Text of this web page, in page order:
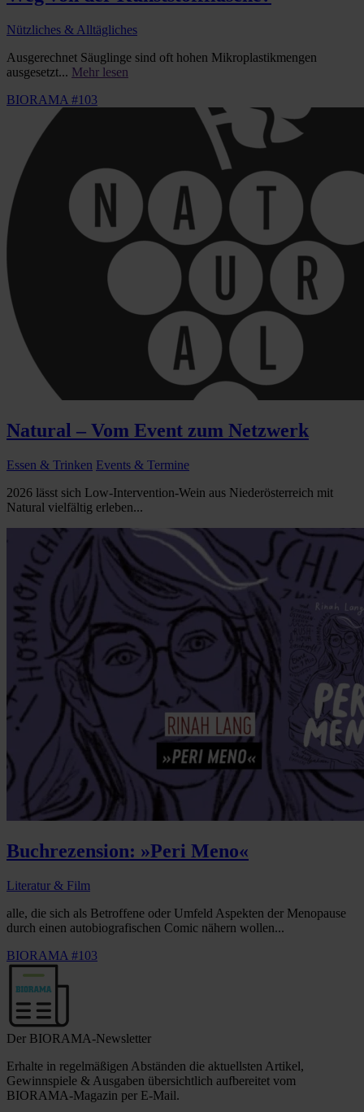
Nützliches & Alltägliches
Ausgerechnet Säuglinge sind oft hohen Mikroplastikmengen
ausgesetzt... Mehr lesen
BIORAMA #103
Natural – Vom Event zum Netzwerk
Essen & Trinken Events & Termine
2026 lässt sich Low-Intervention-Wein aus Niederösterreich mit
Natural vielfältig erleben...
Buchrezension: »Peri Meno«
Literatur & Film
alle, die sich als Betroffene oder Umfeld Aspekten der Menopause
durch einen autobiografischen Comic nähern wollen...
BIORAMA #103
Der BIORAMA-Newsletter
Erhalte in regelmäßigen Abständen die aktuellsten Artikel,
Gewinnspiele & Ausgaben übersichtlich aufbereitet vom
BIORAMA-Magazin per E-Mail.